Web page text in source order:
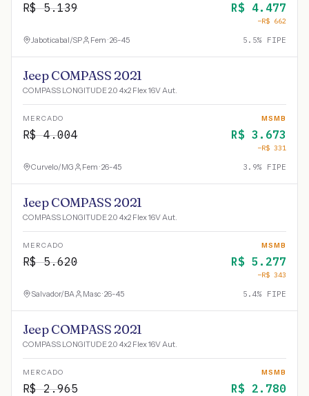
R$5.139 R$ 4.477
−R$ 662
Jaboticabal/SP Fem · 26-45 5.5% FIPE
Jeep COMPASS 2021
COMPASS LONGITUDE 2.0 4x2 Flex 16V Aut.
MERCADO
R$4.004
MSMB
R$ 3.673
−R$ 331
Curvelo/MG Fem · 26-45 3.9% FIPE
Jeep COMPASS 2021
COMPASS LONGITUDE 2.0 4x2 Flex 16V Aut.
MERCADO
R$5.620
MSMB
R$ 5.277
−R$ 343
Salvador/BA Masc · 26-45 5.4% FIPE
Jeep COMPASS 2021
COMPASS LONGITUDE 2.0 4x2 Flex 16V Aut.
MERCADO
R$2.965
MSMB
R$ 2.780